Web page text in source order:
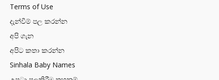
Terms of Use
දැන්වීම් පල කරන්න
අපි ගැන
අපිට කතා කරන්න
Sinhala Baby Names